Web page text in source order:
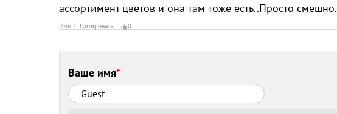
ассортимент цветов и она там тоже есть..Просто смешно.
Имя Цитировать 0
Ваше имя*